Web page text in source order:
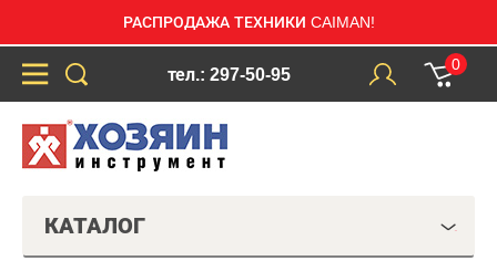
РАСПРОДАЖА ТЕХНИКИ CAIMAN!
тел.: 297-50-95
0
КАТАЛОГ